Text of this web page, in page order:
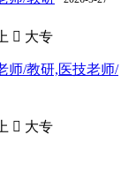
 大专
师/教研,医技老师/
 大专